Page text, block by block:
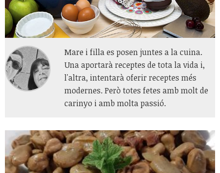
Mare i filla es posen juntes a la cuina.
Una aportarà receptes de tota la vida i,
l'altra, intentarà oferir receptes més
modernes. Però totes fetes amb molt de
carinyo i amb molta passió.